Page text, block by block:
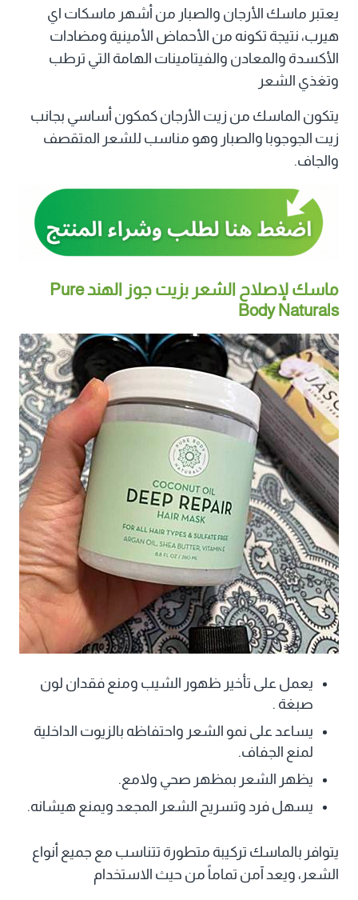
يعتبر ماسك الأرجان والصبار من أشهر ماسكات اي
هيرب، نتيجة تكونه من الأحماض الأمينية ومضادات
الأكسدة والمعادن والفيتامينات الهامة التي ترطب
وتغذي الشعر
يتكون الماسك من زيت الأرجان كمكون أساسي بجانب
زيت الجوجوبا والصبار وهو مناسب للشعر المتقصف
والجاف.
ماسك لإصلاح الشعر بزيت جوز الهند Pure
Body Naturals‏
يعمل على تأخير ظهور الشيب ومنع فقدان لون
صبغة .
يساعد على نمو الشعر واحتفاظه بالزيوت الداخلية
لمنع الجفاف.
يظهر الشعر بمظهر صحي ولامع.
يسهل فرد وتسريح الشعر المجعد ويمنع هيشانه.
يتوافر بالماسك تركيبة متطورة تتناسب مع جميع أنواع
الشعر، ويعد آمن تماماً من حيث الاستخدام